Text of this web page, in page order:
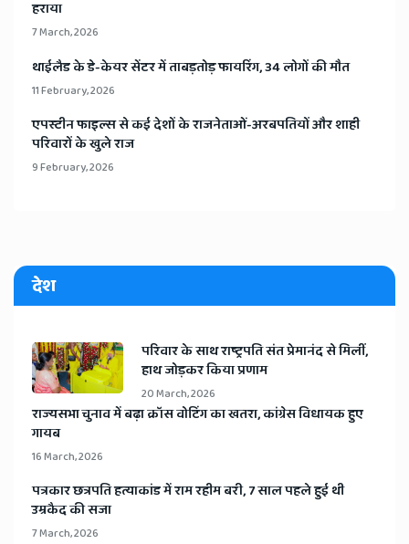
हराया
7 March, 2026
​थाईलैड के डे-केयर सेंटर में ताबड़तोड़ फायरिंग, 34 लोगों की मौत
11 February, 2026
​एपस्टीन फाइल्स से कई देशों के राजनेताओं-अरबपतियों और शाही
परिवारों के खुले राज
9 February, 2026
देश
​परिवार के साथ राष्ट्रपति संत प्रेमानंद से मिलीं,
हाथ जोड़कर किया प्रणाम
20 March, 2026
​राज्यसभा चुनाव में बढ़ा क्रॉस वोटिंग का खतरा, कांग्रेस विधायक हुए
गायब
16 March, 2026
​पत्रकार छत्रपति हत्याकांड में राम रहीम बरी, 7 साल पहले हुई थी
उम्रकैद की सजा
7 March, 2026